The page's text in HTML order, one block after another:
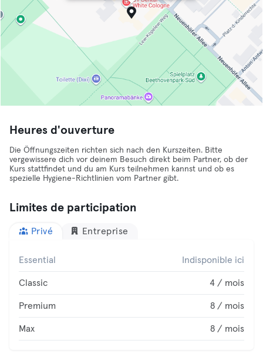
Heures d'ouverture
Die Öffnungszeiten richten sich nach den Kurszeiten. Bitte
vergewissere dich vor deinem Besuch direkt beim Partner, ob der
Kurs stattfindet und du am Kurs teilnehmen kannst und ob es
spezielle Hygiene-Richtlinien vom Partner gibt.
Limites de participation
Privé Entreprise
Essential Indisponible ici
Classic 4 / mois
Premium 8 / mois
Max 8 / mois